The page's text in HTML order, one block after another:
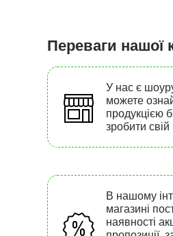
Переваги нашої
У нас є
можете
продукцією
зробити свій
В нашому
магазині
наявності